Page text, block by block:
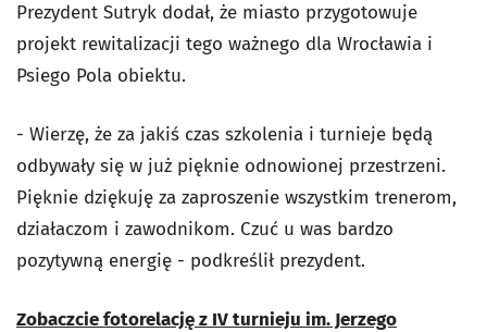
Prezydent Sutryk dodał, że miasto przygotowuje
projekt rewitalizacji tego ważnego dla Wrocławia i
Psiego Pola obiektu.
- Wierzę, że za jakiś czas szkolenia i turnieje będą
odbywały się w już pięknie odnowionej przestrzeni.
Pięknie dziękuję za zaproszenie wszystkim trenerom,
działaczom i zawodnikom. Czuć u was bardzo
pozytywną energię - podkreślił prezydent.
Zobaczcie fotorelację z IV turnieju im. Jerzego